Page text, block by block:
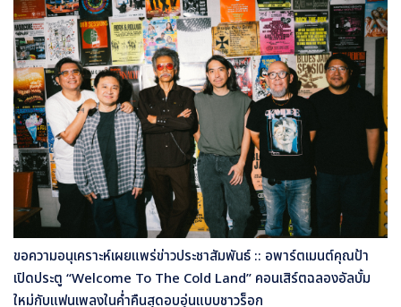
ขอความอนุเคราะห์เผยแพร่ข่าวประชาสัมพันธ์ :: อพาร์ตเมนต์คุณป้า
เปิดประตู “Welcome To The Cold Land” คอนเสิร์ตฉลองอัลบั้ม
ใหม่กับแฟนเพลงในค่ำคืนสุดอบอุ่นแบบชาวร็อก